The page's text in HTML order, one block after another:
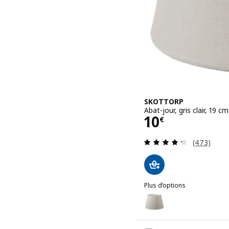
SKOTTORP
Abat-jour, gris clair, 19 cm
10€
Prix 10€
(473)
Plus d’options
SKOTTORP
Option : SKOTTORP,
Option : SKOTTORP,